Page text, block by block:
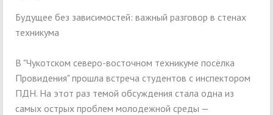
Будущее без зависимостей: важный разговор в стенах
техникума
В "Чукотском северо-восточном техникуме посёлка
Провидения" прошла встреча студентов с инспектором
ПДН. На этот раз темой обсуждения стала одна из
самых острых проблем молодежной среды —